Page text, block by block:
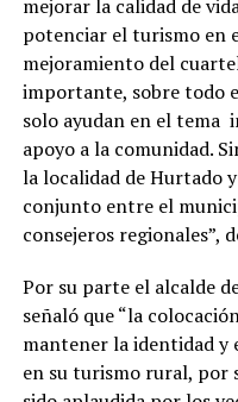
mejorar la calidad de
potenciar el turismo en
mejoramiento del
importante, sobre todo
solo ayudan en el tema
apoyo a la comunidad.
la localidad de Hurtado
conjunto entre el
consejeros regionales”,
Por su parte el alcalde
señaló que “la
mantener la identidad y
en su turismo rural, por